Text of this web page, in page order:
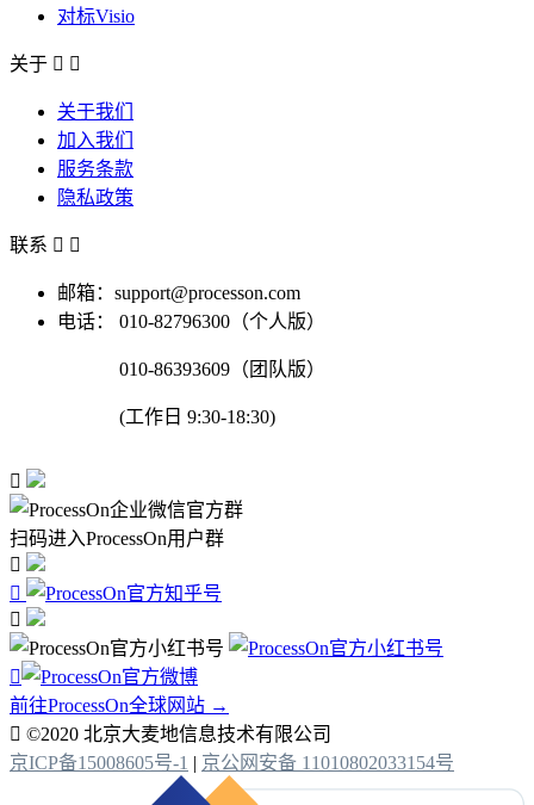
对标Visio
关于  
关于我们
加入我们
服务条款
隐私政策
联系  
邮箱：support@processon.com
电话：
010-82796300（个人版）
010-86393609（团队版）
(工作日 9:30-18:30)

扫码进入ProcessOn用户群




前往ProcessOn全球网站 →
 ©2020 北京大麦地信息技术有限公司
京ICP备15008605号-1 | 京公网安备 11010802033154号